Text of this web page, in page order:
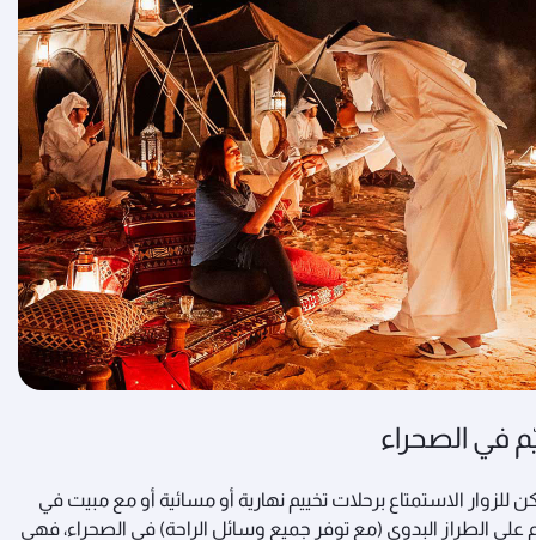
في الصحراء
للزوار الاستمتاع برحلات تخييم نهارية أو مسائية أو مع مبيت في
على الطراز البدوي (مع توفر جميع وسائل الراحة) في الصحراء، فهي